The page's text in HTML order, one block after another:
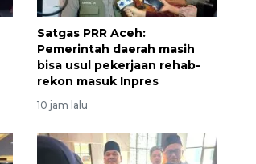
Satgas PRR Aceh:
Pemerintah daerah masih
bisa usul pekerjaan rehab-
rekon masuk Inpres
10 jam lalu